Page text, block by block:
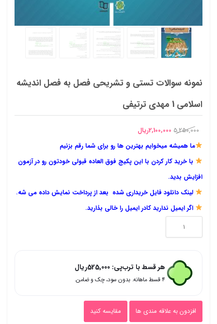
نمونه سوالات تستی و تشریحی فصل به فصل اندیشه
اسلامی 1 مهدی ترتیفی
5,250,000 قیمت
اصلی
5,250,000ریال
بود.
2,100,000ریال
فعلی
2,100,000ریال
ما همیشه میخوایم بهترین ها رو برای شما رقم بزنیم
با خرید کار کردن با این پکیج فوق العاده قبولی خودتون رو در آزمون
افزایش بدید.
لینک دانلود فایل خریداری شده بعد از پرداخت نمایش داده می شه.
اگر ایمیل ندارید کادر ایمیل را خالی بذارید.
سوالات
تشریحی
فصل
هر قسط با ترب‌پی: 525,000ریال
۴ قسط ماهانه. بدون سود، چک و ضامن.
افزدون به علاقه مندی ها
مقایسه کنید